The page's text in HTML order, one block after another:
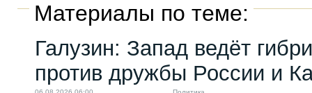
Материалы по теме:
Галузин: Запад ведёт
против дружбы России и